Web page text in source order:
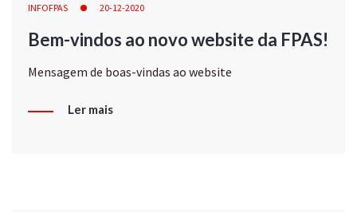
INFOFPAS 20-12-2020
Bem-vindos ao novo website da FPAS!
Mensagem de boas-vindas ao website
Ler mais